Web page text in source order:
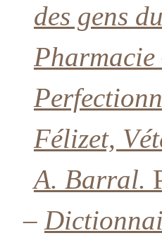
des gens
Félizet,
A. Barral.
–